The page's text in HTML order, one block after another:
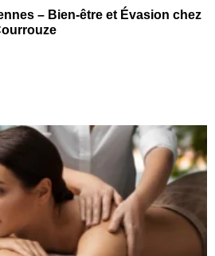
– Bien-être et Évasion chez